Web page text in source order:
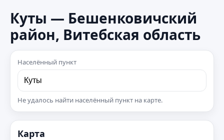
Куты — Бешенковичский
район, Витебская область
Населённый пункт
Не удалось найти населённый пункт на карте.
Карта